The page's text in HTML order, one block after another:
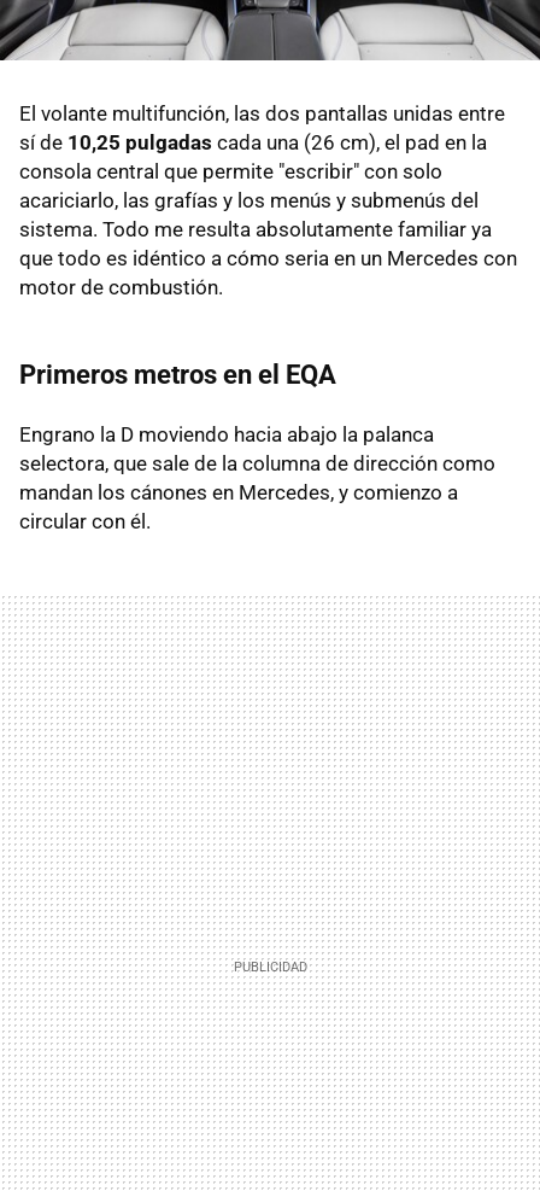
El volante multifunción, las dos pantallas unidas entre
sí de 10,25 pulgadas cada una (26 cm), el pad en la
consola central que permite "escribir" con solo
acariciarlo, las grafías y los menús y submenús del
sistema. Todo me resulta absolutamente familiar ya
que todo es idéntico a cómo seria en un Mercedes con
motor de combustión.
Primeros metros en el EQA
Engrano la D moviendo hacia abajo la palanca
selectora, que sale de la columna de dirección como
mandan los cánones en Mercedes, y comienzo a
circular con él.